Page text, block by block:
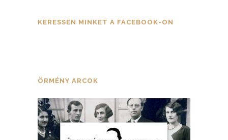
KERESSEN MINKET A FACEBOOK-ON
ÖRMÉNY ARCOK